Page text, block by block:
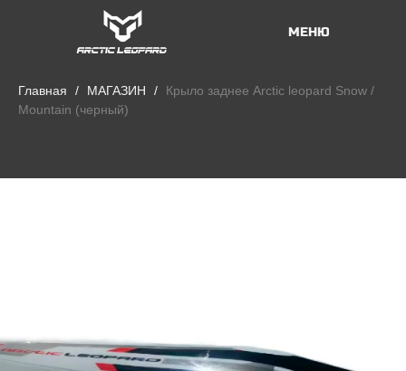
МЕНЮ
Главная МАГАЗИН
Крыло заднее Arctic leopard Snow /
Mountain (черный)